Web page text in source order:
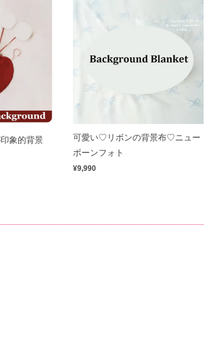
象的背景
可愛い♡リボンの背景布♡ニュー
ボーンフォト
¥9,990